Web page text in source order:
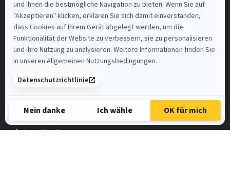
St. Gallen
Mein Benutzerkonto
Nutzungsbedingungen
SAMSIC-EMPLOI.CH
SAMSIC.FR
Spontanbewerbung
Automatiker/in